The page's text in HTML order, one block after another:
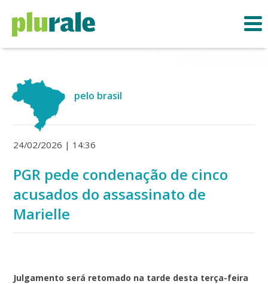
pelo brasil
24/02/2026 | 14:36
PGR pede condenação de cinco
acusados do assassinato de
Marielle
Julgamento será retomado na tarde desta terça-feira